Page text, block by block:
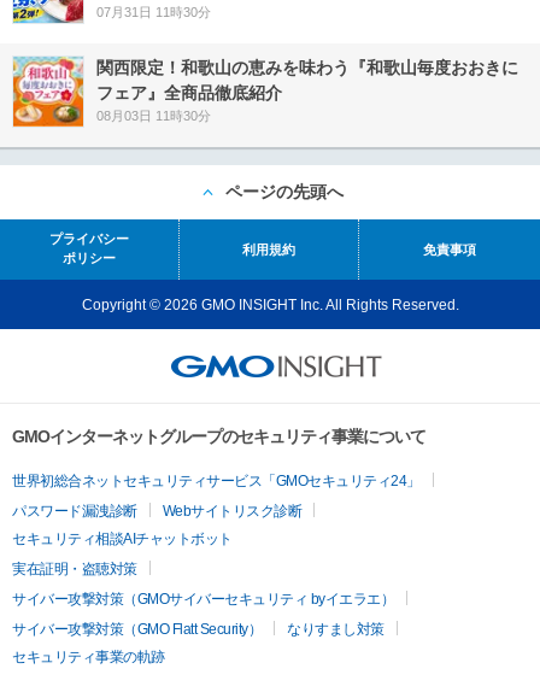
07月31日 11時30分
関西限定！和歌山の恵みを味わう『和歌山毎度おおきに
フェア』全商品徹底紹介
08月03日 11時30分
ページの先頭へ
プライバシー
ポリシー
利用規約 免責事項
Copyright © 2026 GMO INSIGHT Inc. All Rights Reserved.
GMOインターネットグループのセキュリティ事業について
世界初総合ネットセキュリティサービス「GMOセキュリティ24」
パスワード漏洩診断
Webサイトリスク診断
セキュリティ相談AIチャットボット
実在証明・盗聴対策
サイバー攻撃対策（GMOサイバーセキュリティ byイエラエ）
サイバー攻撃対策（GMO Flatt Security）
なりすまし対策
セキュリティ事業の軌跡